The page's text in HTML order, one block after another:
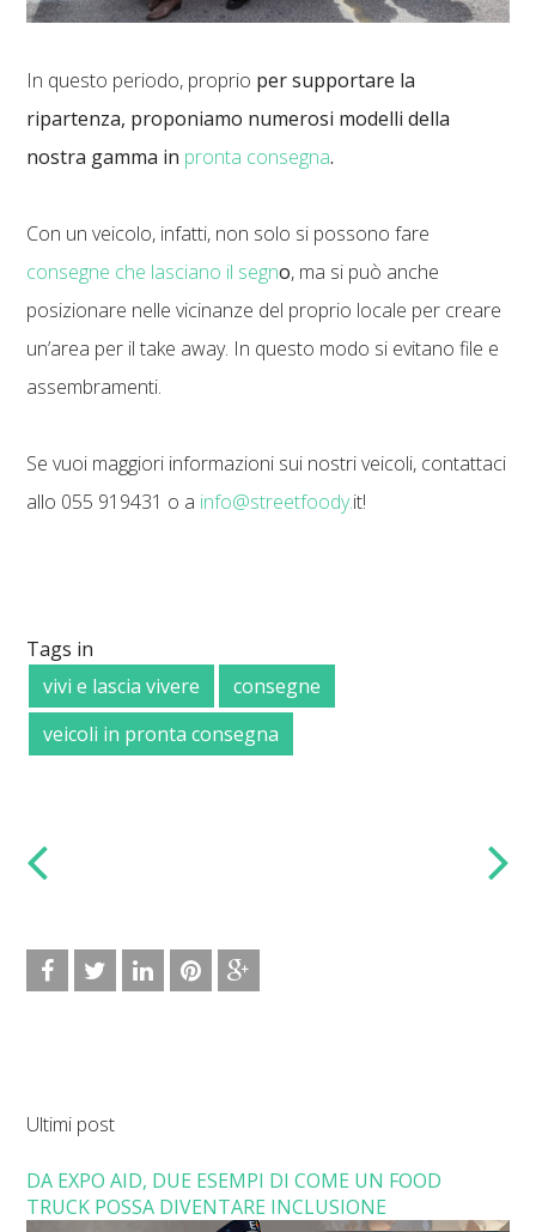
In questo periodo, proprio per supportare la
ripartenza, proponiamo numerosi modelli della
nostra gamma in pronta consegna.
Con un veicolo, infatti, non solo si possono fare
consegne che lasciano il segno, ma si può anche
posizionare nelle vicinanze del proprio locale per creare
un’area per il take away. In questo modo si evitano file e
assembramenti.
Se vuoi maggiori informazioni sui nostri veicoli, contattaci
allo 055 919431 o a info@streetfoody.it!
Tags in
vivi e lascia vivere
consegne
veicoli in pronta consegna
Ultimi post
DA EXPO AID, DUE ESEMPI DI COME UN FOOD
TRUCK POSSA DIVENTARE INCLUSIONE